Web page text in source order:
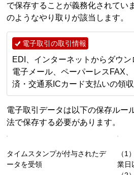
で保存することが義務化されてい
のようなやり取りが該当します。
電子取引の取引情報
EDI、インターネットからダウン
電子メール、ペーパーレスFAX
済・交通系ICカード支払いの領
電子取引データは以下の保存ルー
法で保存する必要があります。
タイムスタンプが付与されたデ
ータを受領
（1
業日